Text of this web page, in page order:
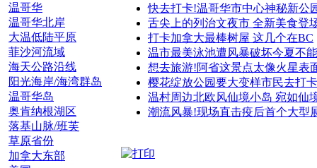
温哥华
温哥华北岸
大温低陆平原
菲沙河流域
海天公路沿线
阳光海岸/海湾群岛
温哥华岛
奥肯纳根湖区
落基山脉/班芙
草原省份
加拿大东部
快去打卡!温哥华市中心神秘新公
舌尖上的列治文夜市 全新美食登
打卡加拿大最棒树屋 这几个在BC
温市最美泳池遭风暴破坏今夏不
想去旅游!阿省这景点太像火星表
樱花绽放公园要大变样市民去打卡
温村周边北欧风仙境小岛 宛如仙
潮流风暴!现场直击疫后首个大型